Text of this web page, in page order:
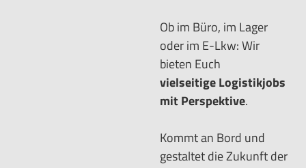
Ob im Büro, im Lager
oder im E-Lkw: Wir
bieten Euch
vielseitige Logistikjobs
mit Perspektive.
Kommt an Bord und
gestaltet die Zukunft der